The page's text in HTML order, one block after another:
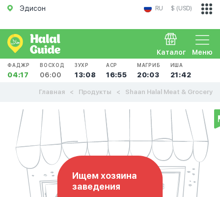
Эдисон RU $ (USD)
Меню
Каталог
ФАДЖР
04:17
ВОСХОД
06:00
ЗУХР
13:08
АСР
16:55
МАГРИБ
20:03
ИША
21:42
Главная Продукты Shaan Halal Meat & Grocery
Ищем хозяина
заведения